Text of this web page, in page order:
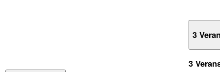
3
3